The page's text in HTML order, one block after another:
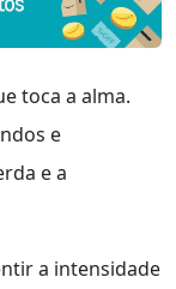
toca a alma.
e
e a
a intensidade